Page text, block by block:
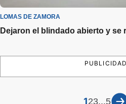
LOMAS DE ZAMORA
Dejaron el blindado abierto y se
PUBLICIDAD
123...5